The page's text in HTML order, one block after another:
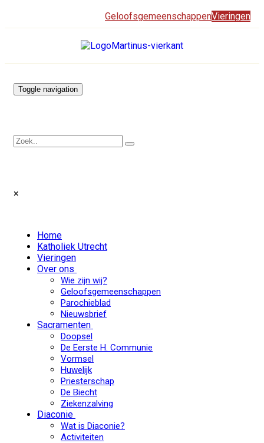
GeloofsgemeenschappenVieringen
Toggle navigation
×
Home
Katholiek Utrecht
Vieringen
Over ons
Wie zijn wij?
Geloofsgemeenschappen
Parochieblad
Nieuwsbrief
Sacramenten
Doopsel
De Eerste H. Communie
Vormsel
Huwelijk
Priesterschap
De Biecht
Ziekenzalving
Diaconie
Wat is Diaconie?
Activiteiten